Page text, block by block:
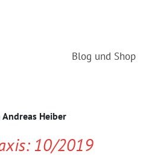
Blog und Shop
Andreas Heiber
10/2019